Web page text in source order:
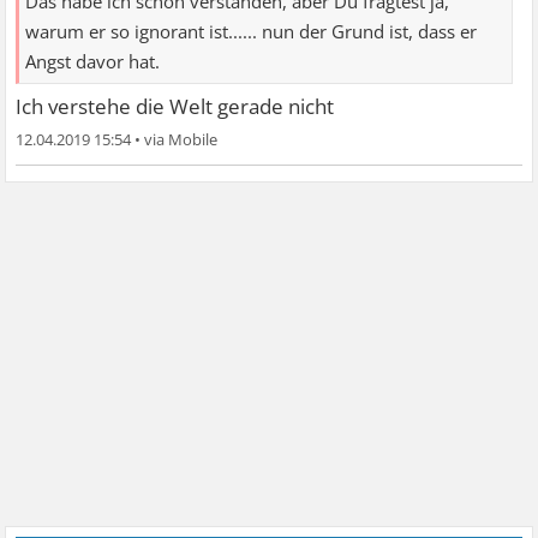
warum er so ignorant ist...... nun der Grund ist, dass er
Angst davor hat.
Ich verstehe die Welt gerade nicht
12.04.2019 15:54•